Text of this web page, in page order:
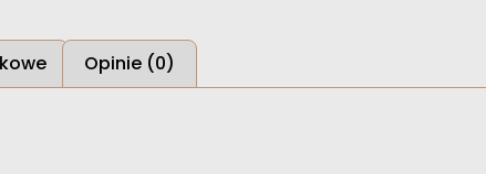
Opinie (0)